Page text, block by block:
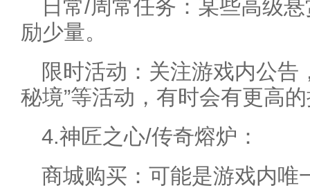
日常/周常任务：某些高级
励少量。
限时活动：关注游戏内公告
秘境”等活动，有时会有更高
4.神匠之心/传奇熔炉：
商城购买：可能是游戏内唯